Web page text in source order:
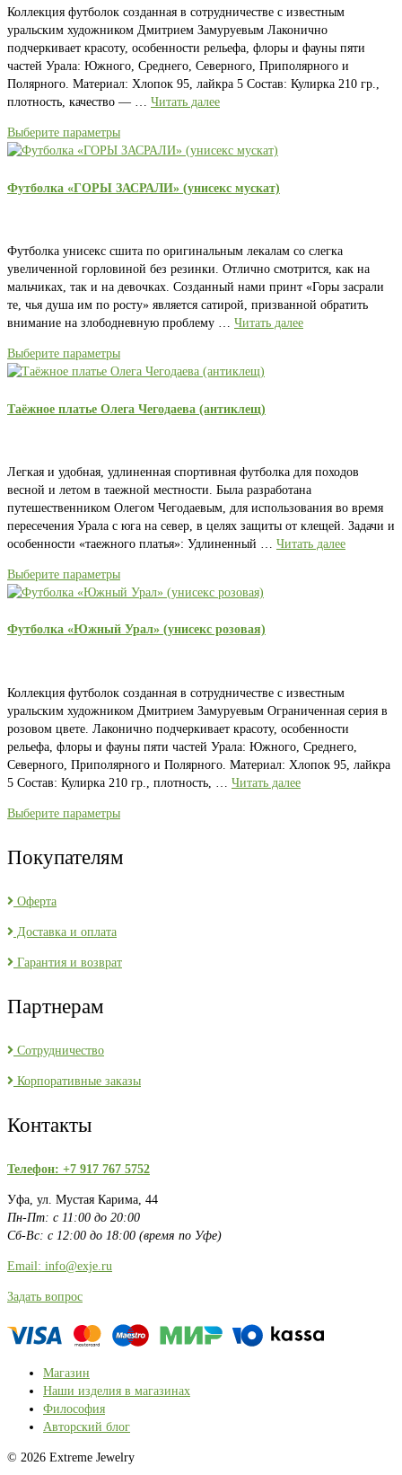
Коллекция футболок созданная в сотрудничестве с известным
уральским художником Дмитрием Замуруевым Лаконично
подчеркивает красоту, особенности рельефа, флоры и фауны пяти
частей Урала: Южного, Среднего, Северного, Приполярного и
Полярного. Материал: Хлопок 95, лайкра 5 Состав: Кулирка 210 гр.,
плотность, качество — … Читать далее
Выберите параметры
Футболка «ГОРЫ ЗАСРАЛИ» (унисекс мускат)
Футболка унисекс сшита по оригинальным лекалам со слегка
увеличенной горловиной без резинки. Отлично смотрится, как на
мальчиках, так и на девочках. Созданный нами принт «Горы засрали
те, чья душа им по росту» является сатирой, призванной обратить
внимание на злободневную проблему … Читать далее
Выберите параметры
Таёжное платье Олега Чегодаева (антиклещ)
Легкая и удобная, удлиненная спортивная футболка для походов
весной и летом в таежной местности. Была разработана
путешественником Олегом Чегодаевым, для использования во время
пересечения Урала с юга на север, в целях защиты от клещей. Задачи и
особенности «таежного платья»: Удлиненный … Читать далее
Выберите параметры
Футболка «Южный Урал» (унисекс розовая)
Коллекция футболок созданная в сотрудничестве с известным
уральским художником Дмитрием Замуруевым Ограниченная серия в
розовом цвете. Лаконично подчеркивает красоту, особенности
рельефа, флоры и фауны пяти частей Урала: Южного, Среднего,
Северного, Приполярного и Полярного. Материал: Хлопок 95, лайкра
5 Состав: Кулирка 210 гр., плотность, … Читать далее
Выберите параметры
Покупателям
Оферта
Доставка и оплата
Гарантия и возврат
Партнерам
Сотрудничество
Корпоративные заказы
Контакты
Телефон: +7 917 767 5752
Уфа, ул. Мустая Карима, 44
Пн-Пт: с 11:00 до 20:00
Сб-Вс: с 12:00 до 18:00 (время по Уфе)
Email: info@exje.ru
Задать вопрос
Магазин
Наши изделия в магазинах
Философия
Авторский блог
© 2026 Extreme Jewelry